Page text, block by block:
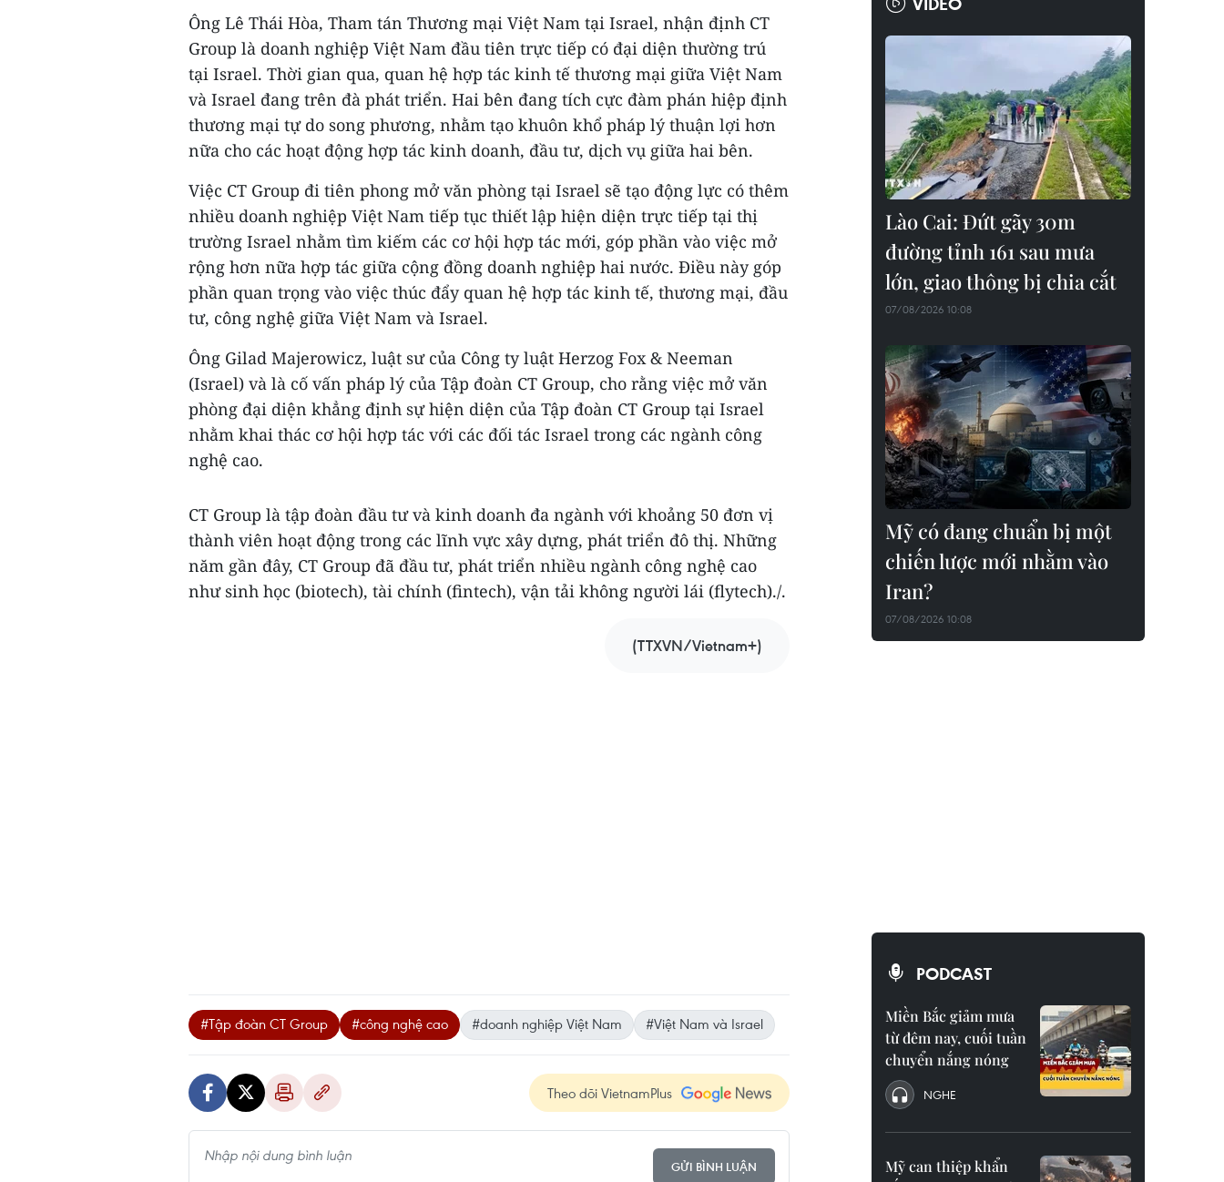
Ông Lê Thái Hòa, Tham tán Thương mại Việt Nam tại Israel, nhận định CT
Group là doanh nghiệp Việt Nam đầu tiên trực tiếp có đại diện thường trú
tại Israel. Thời gian qua, quan hệ hợp tác kinh tế thương mại giữa Việt Nam
và Israel đang trên đà phát triển. Hai bên đang tích cực đàm phán hiệp định
thương mại tự do song phương, nhằm tạo khuôn khổ pháp lý thuận lợi hơn
nữa cho các hoạt động hợp tác kinh doanh, đầu tư, dịch vụ giữa hai bên.
Việc CT Group đi tiên phong mở văn phòng tại Israel sẽ tạo động lực có thêm
nhiều doanh nghiệp Việt Nam tiếp tục thiết lập hiện diện trực tiếp tại thị
trường Israel nhằm tìm kiếm các cơ hội hợp tác mới, góp phần vào việc mở
rộng hơn nữa hợp tác giữa cộng đồng doanh nghiệp hai nước. Điều này góp
phần quan trọng vào việc thúc đẩy quan hệ hợp tác kinh tế, thương mại, đầu
tư, công nghệ giữa Việt Nam và Israel.
Ông Gilad Majerowicz, luật sư của Công ty luật Herzog Fox & Neeman
(Israel) và là cố vấn pháp lý của Tập đoàn CT Group, cho rằng việc mở văn
phòng đại diện khẳng định sự hiện diện của Tập đoàn CT Group tại Israel
nhằm khai thác cơ hội hợp tác với các đối tác Israel trong các ngành công
nghệ cao.
CT Group là tập đoàn đầu tư và kinh doanh đa ngành với khoảng 50 đơn vị
thành viên hoạt động trong các lĩnh vực xây dựng, phát triển đô thị. Những
năm gần đây, CT Group đã đầu tư, phát triển nhiều ngành công nghệ cao
như sinh học (biotech), tài chính (fintech), vận tải không người lái (flytech)./.
(TTXVN/Vietnam+)
#Tập đoàn CT Group #công nghệ cao #doanh nghiệp Việt Nam #Việt Nam và Israel
Theo dõi VietnamPlus
GỬI BÌNH LUẬN
Lào Cai: Đứt gãy 30m
đường tỉnh 161 sau mưa
lớn, giao thông bị chia cắt
07/08/2026 10:08
Mỹ có đang chuẩn bị một
chiến lược mới nhằm vào
Iran?
07/08/2026 10:08
PODCAST
Miền Bắc giảm mưa
từ đêm nay, cuối tuần
chuyển nắng nóng
NGHE
Mỹ can thiệp khẩn